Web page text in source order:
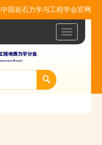
中国岩石力学与工程学会官网
Toggle